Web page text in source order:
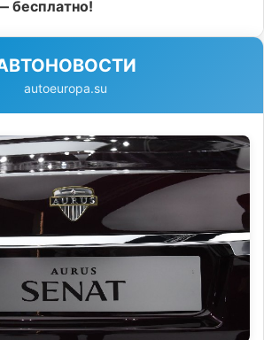
бесплатно!
autoeuropa.su